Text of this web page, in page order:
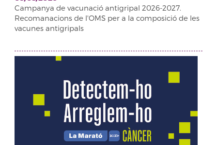
Campanya de vacunació antigripal 2026-2027.
Recomanacions de l'OMS per a la composició de les
vacunes antigripals